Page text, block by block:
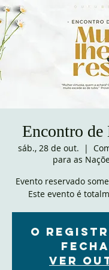
Encontro de
sáb., 28 de out.
  |
para as
Evento reservado
Este evento é
O
Ver